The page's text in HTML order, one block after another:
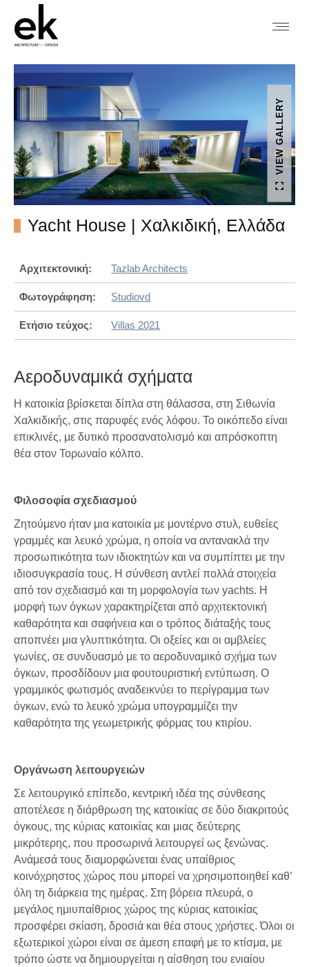
VIEW GALLERY
Yacht House | Χαλκιδική, Ελλάδα
Αρχιτεκτονική: Tazlab Architects
Φωτογράφηση: Studiovd
Ετήσιο τεύχος: Villas 2021
Αεροδυναμικά σχήματα
Η κατοικία βρίσκεται δίπλα στη θάλασσα, στη Σιθωνία
Χαλκιδικής, στις παρυφές ενός λόφου. Το οικόπεδο είναι
επικλινές, με δυτικό προσανατολισμό και απρόσκοπτη
θέα στον Τορωναίο κόλπο.
Φιλοσοφία σχεδιασμού
Ζητούμενο ήταν μια κατοικία με μοντέρνο στυλ, ευθείες
γραμμές και λευκό χρώμα, η οποία να αντανακλά την
προσωπικότητα των ιδιοκτητών και να συμπίπτει με την
ιδιοσυγκρασία τους. Η σύνθεση αντλεί πολλά στοιχεία
από τον σχεδιασμό και τη μορφολογία των yachts. Η
μορφή των όγκων χαρακτηρίζεται από αρχιτεκτονική
καθαρότητα και σαφήνεια και ο τρόπος διάταξής τους
αποπνέει μια γλυπτικότητα. Οι οξείες και οι αμβλείες
γωνίες, σε συνδυασμό με το αεροδυναμικό σχήμα των
όγκων, προσδίδουν μια φουτουριστική εντύπωση. Ο
γραμμικός φωτισμός αναδεικνύει το περίγραμμα των
όγκων, ενώ το λευκό χρώμα υπογραμμίζει την
καθαρότητα της γεωμετρικής φόρμας του κτιρίου.
Οργάνωση λειτουργειών
Σε λειτουργικό επίπεδο, κεντρική ιδέα της σύνθεσης
αποτέλεσε η διάρθρωση της κατοικίας σε δύο διακριτούς
όγκους, της κύριας κατοικίας και μιας δεύτερης
μικρότερης, που προσωρινά λειτουργεί ως ξενώνας.
Ανάμεσά τους διαμορφώνεται ένας υπαίθριος
κοινόχρηστος χώρος που μπορεί να χρησιμοποιηθεί καθ’
όλη τη διάρκεια της ημέρας. Στη βόρεια πλευρά, ο
μεγάλος ημιυπαίθριος χώρος της κύριας κατοικίας
προσφέρει σκίαση, δροσιά και θέα στους χρήστες. Όλοι οι
εξωτερικοί χώροι είναι σε άμεση επαφή με το κτίσμα, με
τρόπο ώστε να δημιουργείται η αίσθηση του ενιαίου